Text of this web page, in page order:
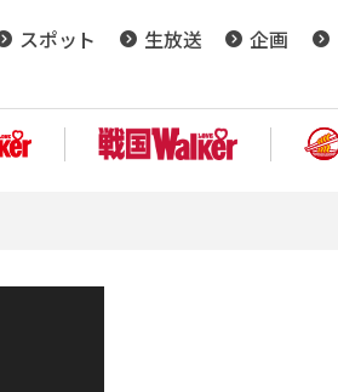
スポット 生放送 企画